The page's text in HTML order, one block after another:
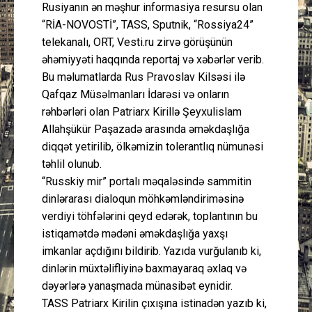
Rusiyanın ən məşhur informasiya resursu olan
“RİA-NOVOSTİ”, TASS, Sputnik, “Rossiya24”
telekanalı, ORT, Vesti.ru zirvə görüşünün
əhəmiyyəti haqqında reportaj və xəbərlər verib.
Bu məlumatlarda Rus Pravoslav Kilsəsi ilə
Qafqaz Müsəlmanları İdarəsi və onların
rəhbərləri olan Patriarx Kirillə Şeyxulislam
Allahşükür Paşazadə arasında əməkdaşlığa
diqqət yetirilib, ölkəmizin tolerantlıq nümunəsi
təhlil olunub.
“Russkiy mir” portalı məqaləsində sammitin
dinlərarası dialoqun möhkəmləndiriməsinə
verdiyi töhfələrini qeyd edərək, toplantının bu
istiqamətdə mədəni əməkdaşlığa yaxşı
imkanlar açdığını bildirib. Yazıda vurğulanıb ki,
dinlərin müxtəlifliyinə baxmayaraq əxlaq və
dəyərlərə yanaşmada münasibət eynidir.
TASS Patriarx Kirilin çıxışına istinadən yazıb ki,